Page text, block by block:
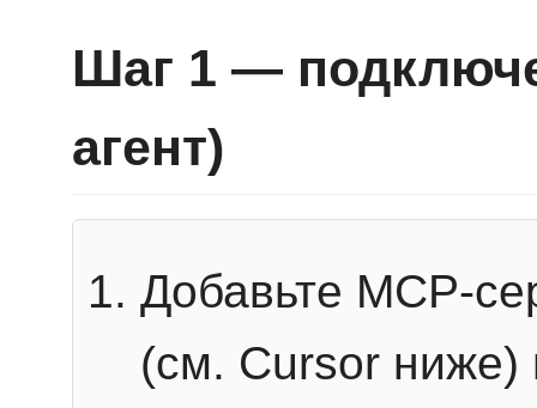
Шаг 1 —
агент)
Добавьте MCP-
(см. Cursor ниже)